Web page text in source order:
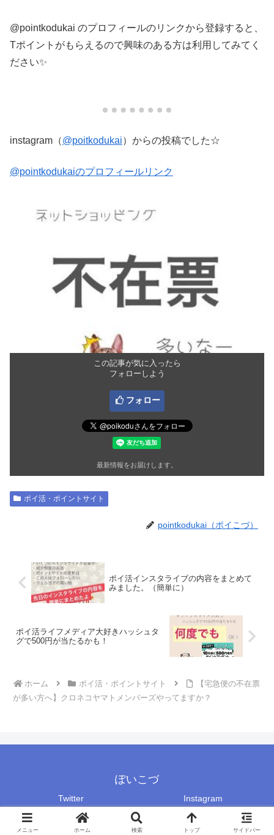
@pointkodukai のプロフィールのリンクから登録すると、
Tポイントがもらえるので興味のある方は利用してみてく
ださい✨
instagram（@poitkodukai）からの投稿でした☆
@pointkodukaiのプロフィールリンク
この記事が気に入ったら
フォローしよう
フォロー
最新情報をお届けします。
ポイ活・ポイントサイト
pointkodukai（ポイこづ）
ポイ活インスタライブの内容をまとめて
みました。（簡単に）
ポイ活ライフメディア大好きハッシュタ
グで500円が当たるかも！
ホーム ポイ活・ポイントサイト
【宅急便の不在票
が多い方へ】クロネコヤマトメンバーズやってますか？
ぽいこづ
Twitter Instagram
Copyright © 2018-2026 ぽいこづ All Rights Reserved.
メニュー ホーム 検索 トップ サイドバー